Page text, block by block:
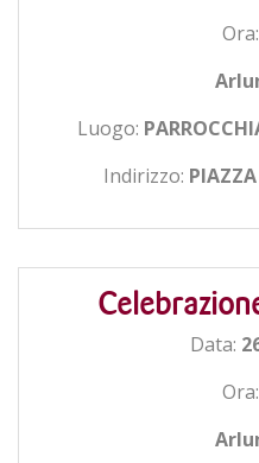
Ora:
Luogo:
Indirizzo:
Data:
Ora: